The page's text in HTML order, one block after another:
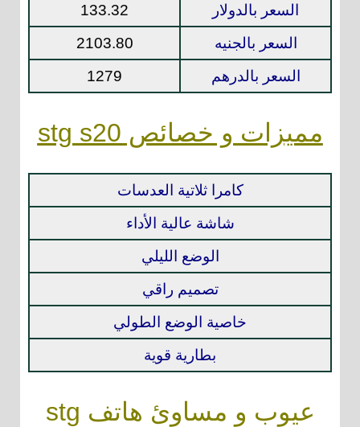
السعر بالدولار
133.32
السعر بالجنيه
2103.80
السعر بالدرهم
1279
مميزات و خصائص stg s20
كامرا ثلاتية العدسات
شاشة عالية الأداء
الوضع الليلي
تصميم راقي
خاصية الوضع الطولي
بطارية قوية
عيوب و مساوئ هاتف stg